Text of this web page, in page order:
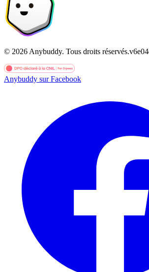
© 2026 Anybuddy. Tous droits réservés.v
Anybuddy sur Facebook